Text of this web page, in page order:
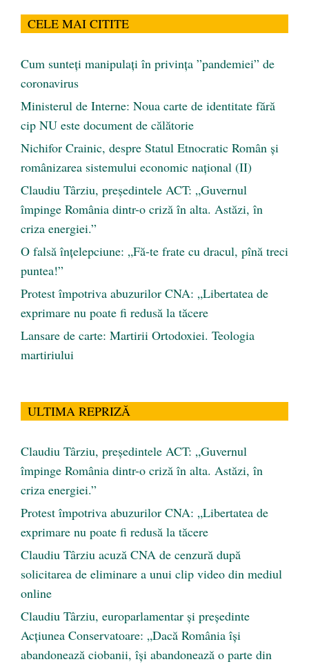
CELE MAI CITITE
Cum sunteți manipulați în privința ”pandemiei” de
coronavirus
Ministerul de Interne: Noua carte de identitate fără
cip NU este document de călătorie
Nichifor Crainic, despre Statul Etnocratic Român şi
românizarea sistemului economic naţional (II)
Claudiu Târziu, președintele ACT: „Guvernul
împinge România dintr-o criză în alta. Astăzi, în
criza energiei.”
O falsă înțelepciune: „Fă-te frate cu dracul, pînă treci
puntea!”
Protest împotriva abuzurilor CNA: „Libertatea de
exprimare nu poate fi redusă la tăcere
Lansare de carte: Martirii Ortodoxiei. Teologia
martiriului
ULTIMA REPRIZĂ
Claudiu Târziu, președintele ACT: „Guvernul
împinge România dintr-o criză în alta. Astăzi, în
criza energiei.”
Protest împotriva abuzurilor CNA: „Libertatea de
exprimare nu poate fi redusă la tăcere
Claudiu Târziu acuză CNA de cenzură după
solicitarea de eliminare a unui clip video din mediul
online
Claudiu Târziu, europarlamentar și președinte
Acțiunea Conservatoare: „Dacă România își
abandonează ciobanii, își abandonează o parte din